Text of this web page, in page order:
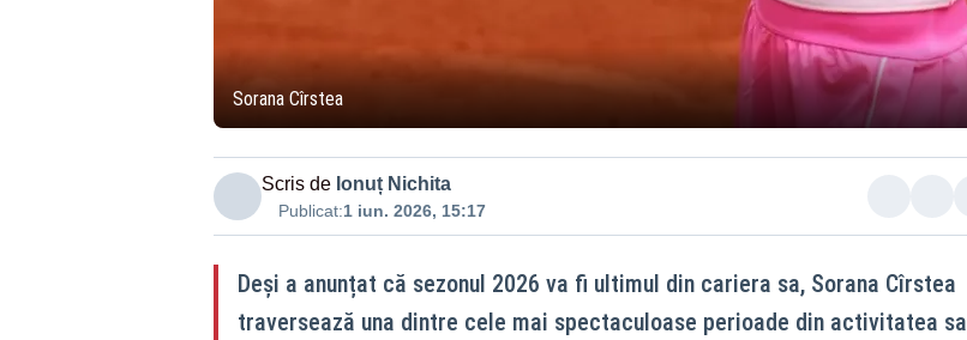
Sorana Cîrstea
Scris de Ionuț Nichita
Publicat:1 iun. 2026, 15:17
Deși a anunțat că sezonul 2026 va fi ultimul din cariera sa, Sorana Cîrstea
traversează una dintre cele mai spectaculoase perioade din activitatea sa